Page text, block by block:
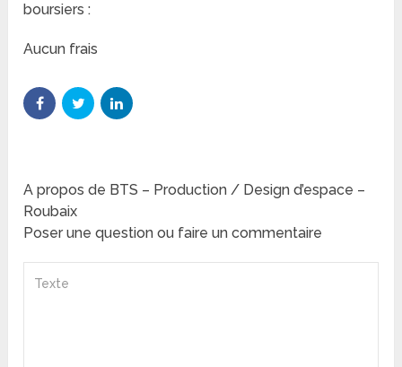
boursiers :
Aucun frais
A propos de BTS – Production / Design d’espace –
Roubaix
Poser une question ou faire un commentaire